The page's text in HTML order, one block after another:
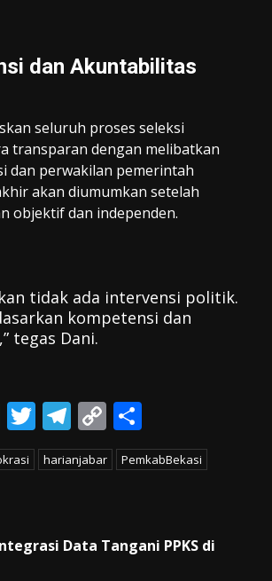
dan Akuntabilitas
seluruh proses seleksi
transparan dengan melibatkan
dan perwakilan pemerintah
akan diumumkan setelah
objektif dan independen.
tidak ada intervensi politik.
kompetensi dan
tegas Dani.
W
h
at
p
T
w
itt
T
el
e
m
C
o
p
n
h
ar
harianjabar
PemkabBekasi
Data Tangani PPKS di